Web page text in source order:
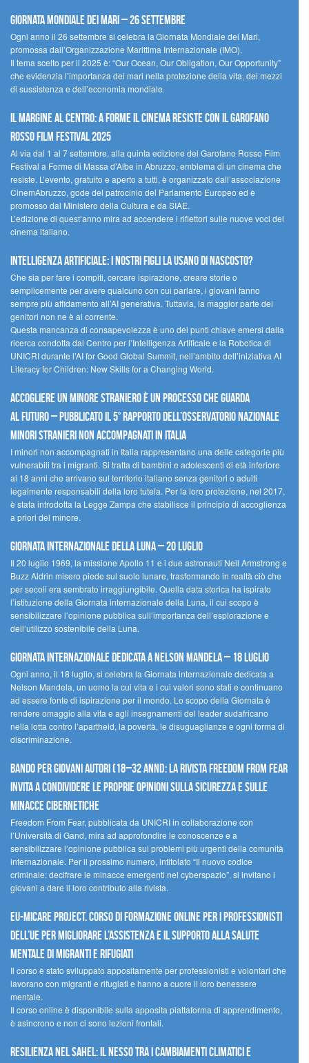
Giornata Mondiale dei Mari – 26 settembre
Ogni anno il 26 settembre si celebra la Giornata Mondiale dei Mari,
promossa dall’Organizzazione Marittima Internazionale (IMO).
Il tema scelto per il 2025 è: “Our Ocean, Our Obligation, Our Opportunity”
che evidenzia l’importanza dei mari nella protezione della vita, dei mezzi
di sussistenza e dell’economia mondiale.
Il margine al centro: a Forme il cinema resiste con il Garofano
Rosso Film Festival 2025
Al via dal 1 al 7 settembre, alla quinta edizione del Garofano Rosso Film
Festival a Forme di Massa d’Albe in Abruzzo, emblema di un cinema che
resiste. L’evento, gratuito e aperto a tutti, è organizzato dall’associazione
CinemAbruzzo, gode del patrocinio del Parlamento Europeo ed è
promosso dal Ministero della Cultura e da SIAE.
L’edizione di quest’anno mira ad accendere i riflettori sulle nuove voci del
cinema italiano.
Intelligenza artificiale: i nostri figli la usano di nascosto?
Che sia per fare i compiti, cercare ispirazione, creare storie o
semplicemente per avere qualcuno con cui parlare, i giovani fanno
sempre più affidamento all’AI generativa. Tuttavia, la maggior parte dei
genitori non ne è al corrente.
Questa mancanza di consapevolezza è uno dei punti chiave emersi dalla
ricerca condotta dal Centro per l’Intelligenza Artificale e la Robotica di
UNICRI durante l’AI for Good Global Summit, nell’ambito dell’iniziativa AI
Literacy for Children: New Skills for a Changing World.
Accogliere un minore straniero è un processo che guarda
al futuro – Pubblicato il 5° rapporto dell’Osservatorio Nazionale
Minori Stranieri Non Accompagnati in Italia
I minori non accompagnati in Italia rappresentano una delle categorie più
vulnerabili tra i migranti. Si tratta di bambini e adolescenti di età inferiore
ai 18 anni che arrivano sul territorio italiano senza genitori o adulti
legalmente responsabili della loro tutela. Per la loro protezione, nel 2017,
è stata introdotta la Legge Zampa che stabilisce il principio di accoglienza
a priori del minore.
Giornata Internazionale della Luna – 20 luglio
Il 20 luglio 1969, la missione Apollo 11 e i due astronauti Neil Armstrong e
Buzz Aldrin misero piede sul suolo lunare, trasformando in realtà ciò che
per secoli era sembrato irraggiungibile. Quella data storica ha ispirato
l’istituzione della Giornata internazionale della Luna, il cui scopo è
sensibilizzare l’opinione pubblica sull’importanza dell’esplorazione e
dell’utilizzo sostenibile della Luna.
Giornata internazionale dedicata a Nelson Mandela – 18 luglio
Ogni anno, il 18 luglio, si celebra la Giornata internazionale dedicata a
Nelson Mandela, un uomo la cui vita e i cui valori sono stati e continuano
ad essere fonte di ispirazione per il mondo. Lo scopo della Giornata è
rendere omaggio alla vita e agli insegnamenti del leader sudafricano
nella lotta contro l’apartheid, la povertà, le disuguaglianze e ogni forma di
discriminazione.
Bando per giovani autori (18–32 anni): la Rivista Freedom From Fear
invita a condividere le proprie opinioni sulla sicurezza e sulle
minacce cibernetiche
Freedom From Fear, pubblicata da UNICRI in collaborazione con
l’Università di Gand, mira ad approfondire le conoscenze e a
sensibilizzare l’opinione pubblica sui problemi più urgenti della comunità
internazionale. Per il prossimo numero, intitolato “Il nuovo codice
criminale: decifrare le minacce emergenti nel cyberspazio”, si invitano i
giovani a dare il loro contributo alla rivista.
EU-MiCare Project. Corso di formazione online per i professionisti
dell’UE per migliorare l’assistenza e il supporto alla salute
mentale di migranti e rifugiati
Il corso è stato sviluppato appositamente per professionisti e volontari che
lavorano con migranti e rifugiati e hanno a cuore il loro benessere
mentale.
Il corso online è disponibile sulla apposita piattaforma di apprendimento,
è asincrono e non ci sono lezioni frontali.
Resilienza nel Sahel: il nesso tra i cambiamenti climatici e